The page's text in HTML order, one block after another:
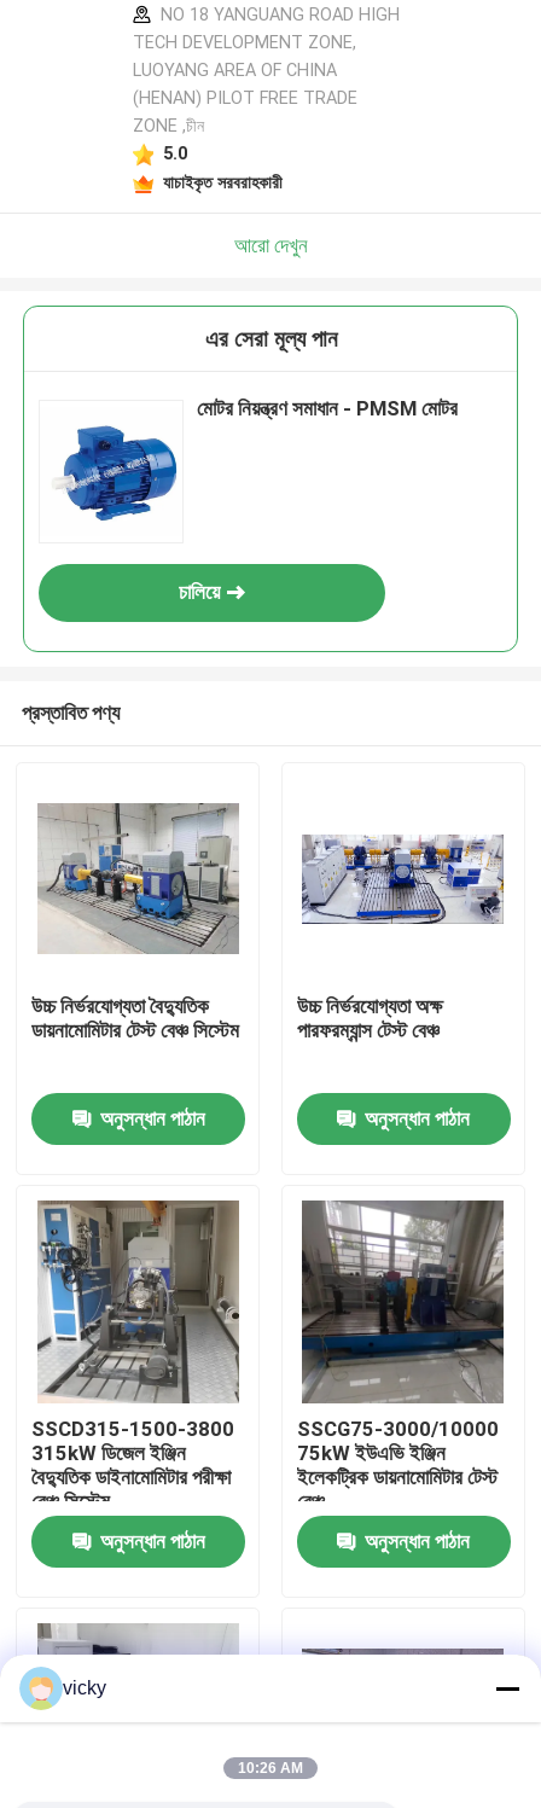
আমাদের সম্বন্ধে
কারখানা ভ্রমণ
যোগাযোগ করুন
খবর
মামলা
টর্ক ডায়নামিটার
NO 18 YANGUANG ROAD HIGH
TECH DEVELOPMENT ZONE,
LUOYANG AREA OF CHINA
(HENAN) PILOT FREE TRADE
ZONE ,চীন
5.0
যাচাইকৃত সরবরাহকারী
আরো দেখুন
এর সেরা মূল্য পান
মোটর নিয়ন্ত্রণ সমাধান - PMSM মোটর
চালিয়ে
প্রস্তাবিত পণ্য
উচ্চ নির্ভরযোগ্যতা বৈদ্যুতিক
ডায়নামোমিটার টেস্ট বেঞ্চ সিস্টেম
অনুসন্ধান পাঠান
উচ্চ নির্ভরযোগ্যতা অক্ষ
পারফরম্যান্স টেস্ট বেঞ্চ
অনুসন্ধান পাঠান
SSCD315-1500-3800
315kW ডিজেল ইঞ্জিন
বৈদ্যুতিক ডাইনামোমিটার পরীক্ষা
বেঞ্চ সিস্টেম
অনুসন্ধান পাঠান
SSCG75-3000/10000
75kW ইউএভি ইঞ্জিন
ইলেকট্রিক ডায়নামোমিটার টেস্ট
বেঞ্চ
অনুসন্ধান পাঠান
vicky
10:26 AM